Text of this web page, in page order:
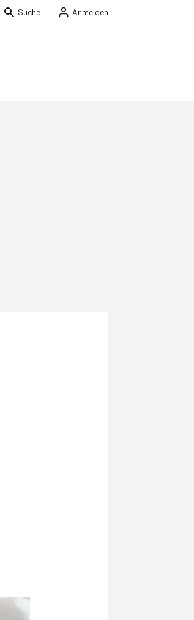
Suche Anmelden